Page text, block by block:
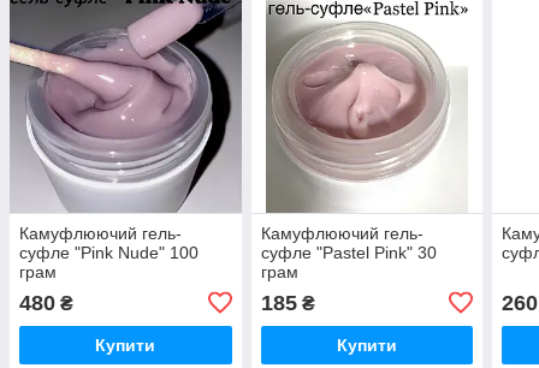
Камуфлюючий гель-
суфле "Pink Nude" 100
грам
480 ₴
Купити
Камуфлюючий гель-
суфле "Pastel Pink" 30
грам
185₴
Купити
260